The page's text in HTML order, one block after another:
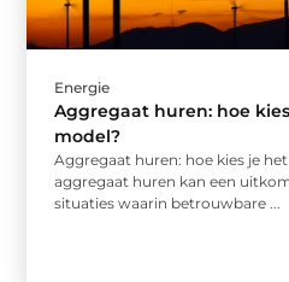
Energie
Aggregaat huren: hoe
model?
Aggregaat huren: hoe kies je
aggregaat huren kan een
situaties waarin betrouwbare ...